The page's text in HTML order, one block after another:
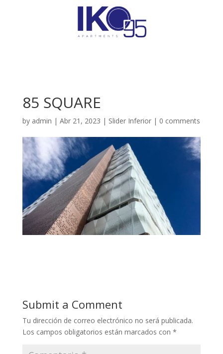
85 SQUARE
by admin | Abr 21, 2023 | Slider Inferior| 0 comments
Submit a Comment
Tu dirección de correo electrónico no será publicada.
Los campos obligatorios están marcados con *